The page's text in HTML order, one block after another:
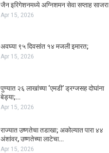
जैन इरिगेशनमध्ये अग्निशमन सेवा सप्ताह साजरा
Apr 15, 2026
अवघ्या ९५ दिवसांत १४ मजली इमारत;
Apr 15, 2026
पुण्यात २६ लाखांच्या ‘एमडी’ ड्रग्जसह दोघांना
बेड्या;…
Apr 15, 2026
राज्यात उष्णतेचा तडाखा; अकोल्यात पारा ४४
अंशांवर, उष्णतेच्या लाटेचा…
Apr 15, 2026